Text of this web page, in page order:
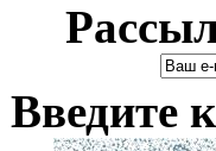
Введите